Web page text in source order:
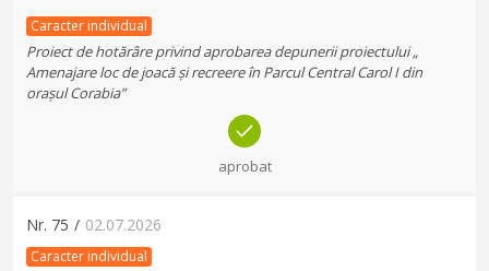
Caracter individual
Proiect de hotărâre privind aprobarea depunerii proiectului „
Amenajare loc de joacă și recreere în Parcul Central Carol I din
orașul Corabia”
aprobat
Nr. 75 / 02.07.2026
Caracter individual